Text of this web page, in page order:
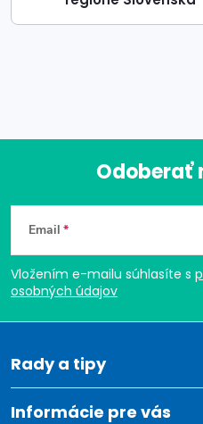
Z
á
p
ä
t
Odoberať
Email
Vložením e-mailu súhlasíte s
osobných údajov
Rady a tipy
Informácie pre vás